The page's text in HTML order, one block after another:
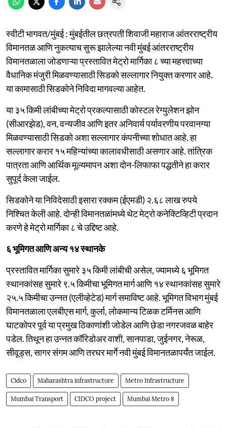
स्वीटी भागवत/मुंबई : मुंबईतील छत्रपती शिवाजी महाराज आंतरराष्ट्रीय
विमानतळ आणि नुकत्याच सुरू झालेल्या नवी मुंबई आंतरराष्ट्रीय
विमानतळाला जोडणाऱ्या प्रस्तावित मेट्रो मार्गिका ८ च्या महत्त्वाच्या
वैधानिक मंजुरी मिळवण्यासाठी सिडको सल्लागार नियुक्त करणार आहे.
या कामासाठी सिडकोने निविदा मागवल्या आहेत.
या ३५ किमी लांबीच्या मेट्रो प्रकल्पासाठी कोस्टल रेग्युलेशन झोन
(सीआरझेड), वन, वन्यजीव आणि इतर अनिवार्य पर्यावरणीय परवानग्या
मिळवण्यासाठी सिडको अशा सल्लागार कंपनीच्या शोधात आहे. हा
सल्लागार करार १५ महिन्यांच्या कालावधीसाठी असणार आहे. तांत्रिक
पात्रता आणि आर्थिक मूल्यमापन अशा दोन-लिफाफा पद्धतीने हा करार
सुपूर्द केला जाईल.
सिडकोने या निविदेसाठी इसारा रक्कम (ईएमडी) २.६८ लाख रुपये
निश्चित केली आहे. दोन्ही विमानतळांमध्ये थेट मेट्रो कनेक्टिव्हिटी प्रदान
करणे हे मेट्रो मार्गिका ८ चे उद्दिष्ट आहे.
६ भूमिगत आणि अन्य १४ स्थानके
प्रस्तावित मार्गिका सुमारे ३५ किमी लांबीची असेल, ज्यामध्ये ६ भूमिगत
स्थानकांसह सुमारे ९.५ किमीचा भूमिगत मार्ग आणि १४ स्थानकांसह सुमारे
२५.५ किमीचा उन्नत (एलीव्हेटेड) मार्ग समाविष्ट आहे. भूमिगत विभाग मुंबई
विमानतळाला एलबीएस मार्ग, कुर्ला, लोकमान्य टिळक टर्मिनस आणि
घाटकोपर पूर्व या प्रमुख ठिकाणांशी जोडेल आणि छेडा नगरजवळ बाहेर
पडेल. तिथून हा उन्नत कॉरिडोअर वाशी, सानपाडा, जुईनगर, नेरूळ,
सीवूड्स, सागर संगम आणि तरघर मार्गे नवी मुंबई विमानतळापर्यंत जाईल.
Cidco Maharashtra infrastructure Metro Infrastructure
Mumbai Transport CIDCO project Mumbai Metro 8